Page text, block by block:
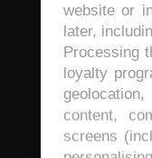
website or
later,
Processing
loyalty
content,
screens